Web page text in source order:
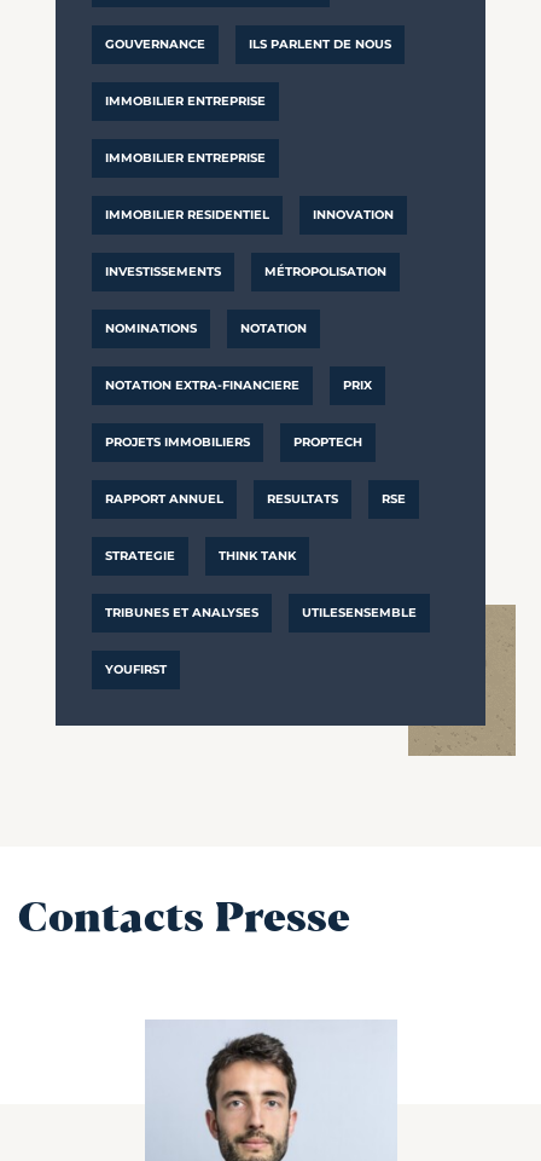
GOUVERNANCE ILS PARLENT DE NOUS
IMMOBILIER ENTREPRISE
IMMOBILIER ENTREPRISE
IMMOBILIER RESIDENTIEL INNOVATION
INVESTISSEMENTS MÉTROPOLISATION
NOMINATIONS NOTATION
NOTATION EXTRA-FINANCIERE PRIX
PROJETS IMMOBILIERS PROPTECH
RAPPORT ANNUEL RESULTATS RSE
STRATEGIE THINK TANK
TRIBUNES ET ANALYSES UTILESENSEMBLE
YOUFIRST
Contacts Presse